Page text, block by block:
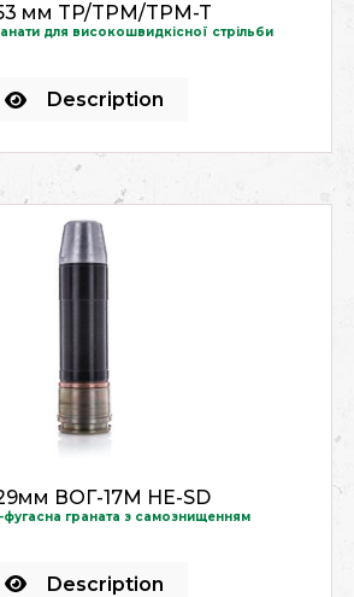
мм TP/TPM/TPM-T
для високошвидкісної стрільби
Description
ВОГ-17М HE-SD
граната з самознищенням
Description